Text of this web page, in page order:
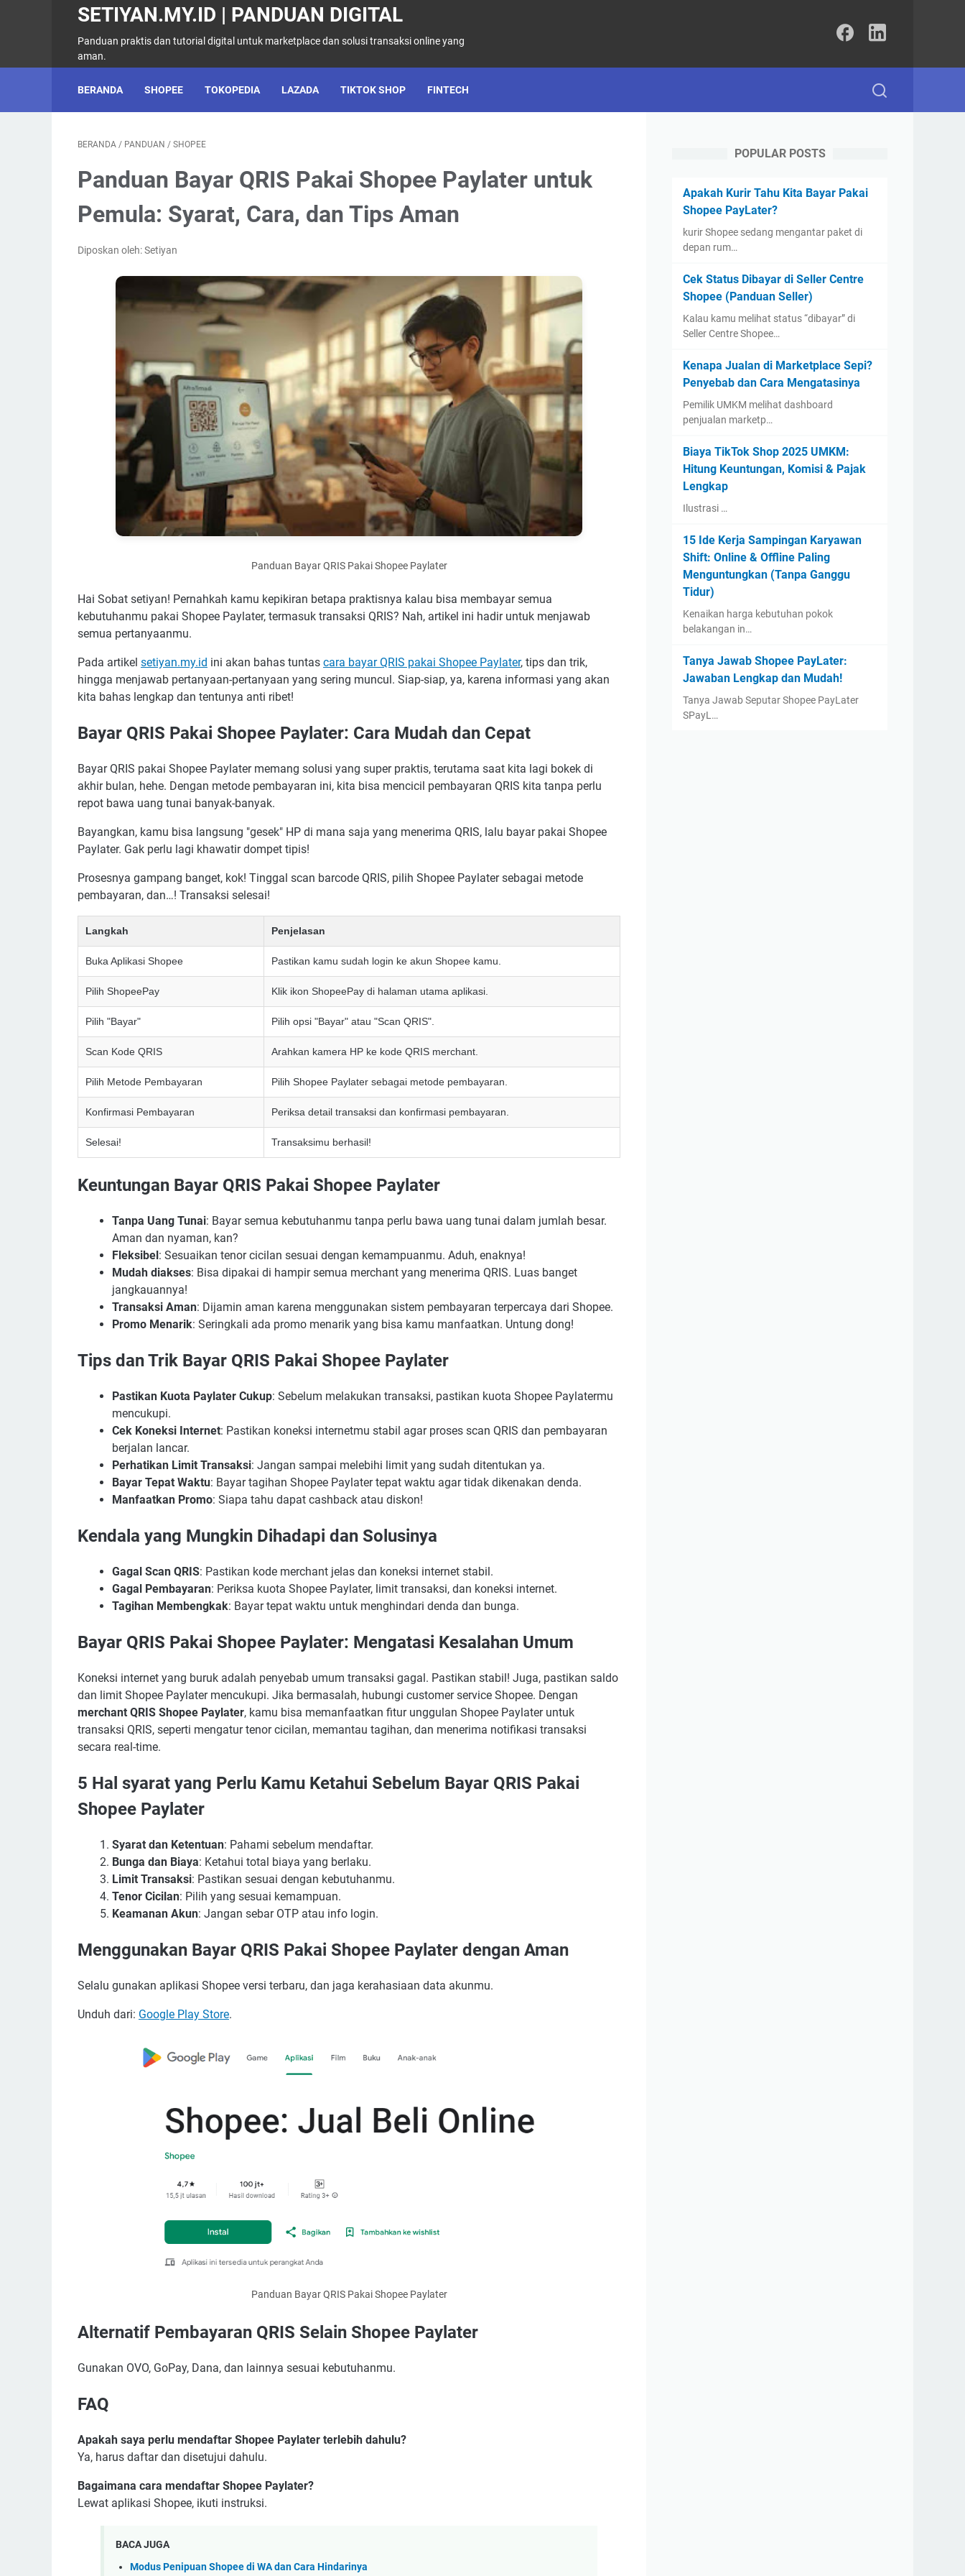
SETIYAN.MY.ID | PANDUAN DIGITAL
Panduan praktis dan tutorial digital untuk marketplace dan solusi transaksi online yang
aman.
BERANDA SHOPEE TOKOPEDIA LAZADA TIKTOK SHOP FINTECH
BERANDA / PANDUAN / SHOPEE
Panduan Bayar QRIS Pakai Shopee Paylater untuk
Pemula: Syarat, Cara, dan Tips Aman
Diposkan oleh: Setiyan
Panduan Bayar QRIS Pakai Shopee Paylater
Hai Sobat setiyan! Pernahkah kamu kepikiran betapa praktisnya kalau bisa membayar semua
kebutuhanmu pakai Shopee Paylater, termasuk transaksi QRIS? Nah, artikel ini hadir untuk menjawab
semua pertanyaanmu.
Pada artikel setiyan.my.id ini akan bahas tuntas cara bayar QRIS pakai Shopee Paylater, tips dan trik,
hingga menjawab pertanyaan-pertanyaan yang sering muncul. Siap-siap, ya, karena informasi yang akan
kita bahas lengkap dan tentunya anti ribet!
Bayar QRIS Pakai Shopee Paylater: Cara Mudah dan Cepat
Bayar QRIS pakai Shopee Paylater memang solusi yang super praktis, terutama saat kita lagi bokek di
akhir bulan, hehe. Dengan metode pembayaran ini, kita bisa mencicil pembayaran QRIS kita tanpa perlu
repot bawa uang tunai banyak-banyak.
Bayangkan, kamu bisa langsung "gesek" HP di mana saja yang menerima QRIS, lalu bayar pakai Shopee
Paylater. Gak perlu lagi khawatir dompet tipis!
Prosesnya gampang banget, kok! Tinggal scan barcode QRIS, pilih Shopee Paylater sebagai metode
pembayaran, dan…! Transaksi selesai!
Langkah Penjelasan
Buka Aplikasi Shopee Pastikan kamu sudah login ke akun Shopee kamu.
Pilih ShopeePay Klik ikon ShopeePay di halaman utama aplikasi.
Pilih "Bayar" Pilih opsi "Bayar" atau "Scan QRIS".
Scan Kode QRIS Arahkan kamera HP ke kode QRIS merchant.
Pilih Metode Pembayaran Pilih Shopee Paylater sebagai metode pembayaran.
Konfirmasi Pembayaran Periksa detail transaksi dan konfirmasi pembayaran.
Selesai! Transaksimu berhasil!
Keuntungan Bayar QRIS Pakai Shopee Paylater
Tanpa Uang Tunai: Bayar semua kebutuhanmu tanpa perlu bawa uang tunai dalam jumlah besar.
Aman dan nyaman, kan?
Fleksibel: Sesuaikan tenor cicilan sesuai dengan kemampuanmu. Aduh, enaknya!
Mudah diakses: Bisa dipakai di hampir semua merchant yang menerima QRIS. Luas banget
jangkauannya!
Transaksi Aman: Dijamin aman karena menggunakan sistem pembayaran terpercaya dari Shopee.
Promo Menarik: Seringkali ada promo menarik yang bisa kamu manfaatkan. Untung dong!
Tips dan Trik Bayar QRIS Pakai Shopee Paylater
Pastikan Kuota Paylater Cukup: Sebelum melakukan transaksi, pastikan kuota Shopee Paylatermu
mencukupi.
Cek Koneksi Internet: Pastikan koneksi internetmu stabil agar proses scan QRIS dan pembayaran
berjalan lancar.
Perhatikan Limit Transaksi: Jangan sampai melebihi limit yang sudah ditentukan ya.
Bayar Tepat Waktu: Bayar tagihan Shopee Paylater tepat waktu agar tidak dikenakan denda.
Manfaatkan Promo: Siapa tahu dapat cashback atau diskon!
Kendala yang Mungkin Dihadapi dan Solusinya
Gagal Scan QRIS: Pastikan kode merchant jelas dan koneksi internet stabil.
Gagal Pembayaran: Periksa kuota Shopee Paylater, limit transaksi, dan koneksi internet.
Tagihan Membengkak: Bayar tepat waktu untuk menghindari denda dan bunga.
Bayar QRIS Pakai Shopee Paylater: Mengatasi Kesalahan Umum
Koneksi internet yang buruk adalah penyebab umum transaksi gagal. Pastikan stabil! Juga, pastikan saldo
dan limit Shopee Paylater mencukupi. Jika bermasalah, hubungi customer service Shopee. Dengan
merchant QRIS Shopee Paylater, kamu bisa memanfaatkan fitur unggulan Shopee Paylater untuk
transaksi QRIS, seperti mengatur tenor cicilan, memantau tagihan, dan menerima notifikasi transaksi
secara real-time.
5 Hal syarat yang Perlu Kamu Ketahui Sebelum Bayar QRIS Pakai
Shopee Paylater
Syarat dan Ketentuan: Pahami sebelum mendaftar.
Bunga dan Biaya: Ketahui total biaya yang berlaku.
Limit Transaksi: Pastikan sesuai dengan kebutuhanmu.
Tenor Cicilan: Pilih yang sesuai kemampuan.
Keamanan Akun: Jangan sebar OTP atau info login.
Menggunakan Bayar QRIS Pakai Shopee Paylater dengan Aman
Selalu gunakan aplikasi Shopee versi terbaru, dan jaga kerahasiaan data akunmu.
Unduh dari: Google Play Store.
Panduan Bayar QRIS Pakai Shopee Paylater
Alternatif Pembayaran QRIS Selain Shopee Paylater
Gunakan OVO, GoPay, Dana, dan lainnya sesuai kebutuhanmu.
FAQ
Apakah saya perlu mendaftar Shopee Paylater terlebih dahulu?
Ya, harus daftar dan disetujui dahulu.
Bagaimana cara mendaftar Shopee Paylater?
Lewat aplikasi Shopee, ikuti instruksi.
BACA JUGA
Modus Penipuan Shopee di WA dan Cara Hindarinya
POPULAR POSTS
Apakah Kurir Tahu Kita Bayar Pakai
Shopee PayLater?
kurir Shopee sedang mengantar paket di
depan rum…
Cek Status Dibayar di Seller Centre
Shopee (Panduan Seller)
Kalau kamu melihat status “dibayar” di
Seller Centre Shopee…
Kenapa Jualan di Marketplace Sepi?
Penyebab dan Cara Mengatasinya
Pemilik UMKM melihat dashboard
penjualan marketp…
Biaya TikTok Shop 2025 UMKM:
Hitung Keuntungan, Komisi & Pajak
Lengkap
Ilustrasi …
15 Ide Kerja Sampingan Karyawan
Shift: Online & Offline Paling
Menguntungkan (Tanpa Ganggu
Tidur)
Kenaikan harga kebutuhan pokok
belakangan in…
Tanya Jawab Shopee PayLater:
Jawaban Lengkap dan Mudah!
Tanya Jawab Seputar Shopee PayLater
SPayL…